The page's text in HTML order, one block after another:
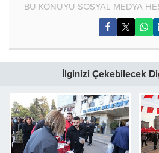
BU KONUYU SOSYAL MEDYA
İlginizi Çekebilecek